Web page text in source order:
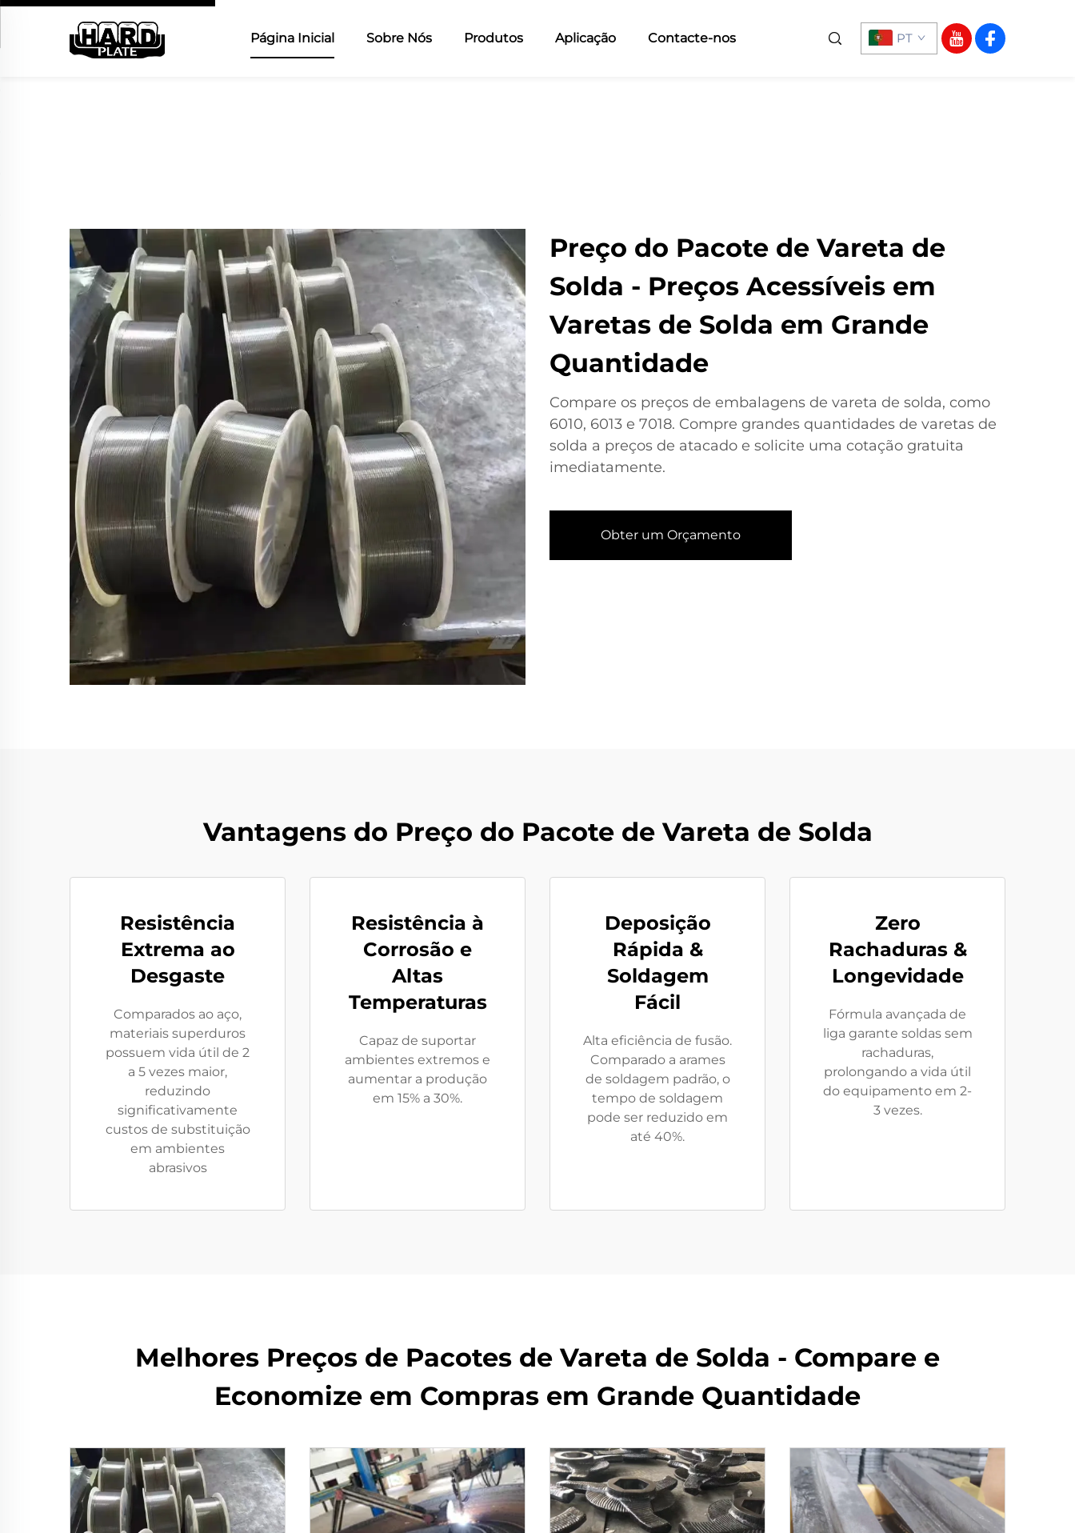
Página Inicial Sobre Nós Produtos Aplicação Contacte-nos PT
Preço do Pacote de Vareta de
Solda - Preços Acessíveis em
Varetas de Solda em Grande
Quantidade
Compare os preços de embalagens de vareta de solda, como
6010, 6013 e 7018. Compre grandes quantidades de varetas de
solda a preços de atacado e solicite uma cotação gratuita
imediatamente.
Obter um Orçamento
Vantagens do Preço do Pacote de Vareta de Solda
Resistência
Extrema ao
Desgaste
Comparados ao aço,
materiais superduros
possuem vida útil de 2
a 5 vezes maior,
reduzindo
significativamente
custos de substituição
em ambientes
abrasivos
Resistência à
Corrosão e
Altas
Temperaturas
Capaz de suportar
ambientes extremos e
aumentar a produção
em 15% a 30%.
Deposição
Rápida &
Soldagem
Fácil
Alta eficiência de fusão.
Comparado a arames
de soldagem padrão, o
tempo de soldagem
pode ser reduzido em
até 40%.
Zero
Rachaduras &
Longevidade
Fórmula avançada de
liga garante soldas sem
rachaduras,
prolongando a vida útil
do equipamento em 2-
3 vezes.
Melhores Preços de Pacotes de Vareta de Solda - Compare e
Economize em Compras em Grande Quantidade